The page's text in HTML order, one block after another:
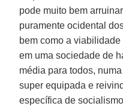
pode muito bem
puramente ocidental
bem como a
em uma sociedade de
média para todos,
super equipada e
específica de